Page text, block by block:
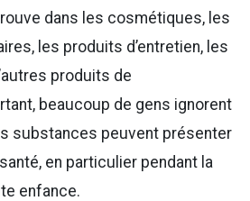
dans les cosmétiques, les
les produits d’entretien, les
produits de
beaucoup de gens ignorent
substances peuvent présenter
en particulier pendant la
enfance.